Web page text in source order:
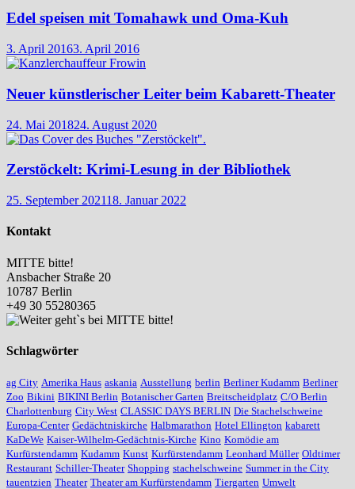
Edel speisen mit Tomahawk und Oma-Kuh
3. April 20163. April 2016
Neuer künstlerischer Leiter beim Kabarett-Theater
24. Mai 201824. August 2020
Zerstöckelt: Krimi-Lesung in der Bibliothek
25. September 202118. Januar 2022
Kontakt
MITTE bitte!
Ansbacher Straße 20
10787 Berlin
+49 30 55280365
Schlagwörter
ag City Amerika Haus askania Ausstellung berlin Berliner Kudamm Berliner
Zoo Bikini BIKINI Berlin Botanischer Garten Breitscheidplatz C/O Berlin
Charlottenburg City West CLASSIC DAYS BERLIN Die Stachelschweine
Europa-Center Gedächtniskirche Halbmarathon Hotel Ellington kabarett
KaDeWe Kaiser-Wilhelm-Gedächtnis-Kirche Kino Komödie am
Kurfürstendamm Kudamm Kunst Kurfürstendamm Leonhard Müller Oldtimer
Restaurant Schiller-Theater Shopping stachelschweine Summer in the City
tauentzien Theater Theater am Kurfürstendamm Tiergarten Umwelt